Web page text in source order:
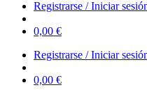
Registrarse / Iniciar
0,00 €
Registrarse / Iniciar
0,00 €